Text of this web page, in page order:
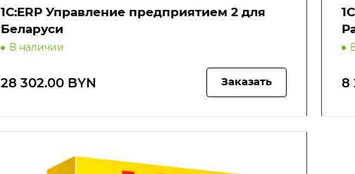
1С:ERP Управление предприятием 2 для
Беларуси
В наличии
28 302.00 BYN Заказать 8